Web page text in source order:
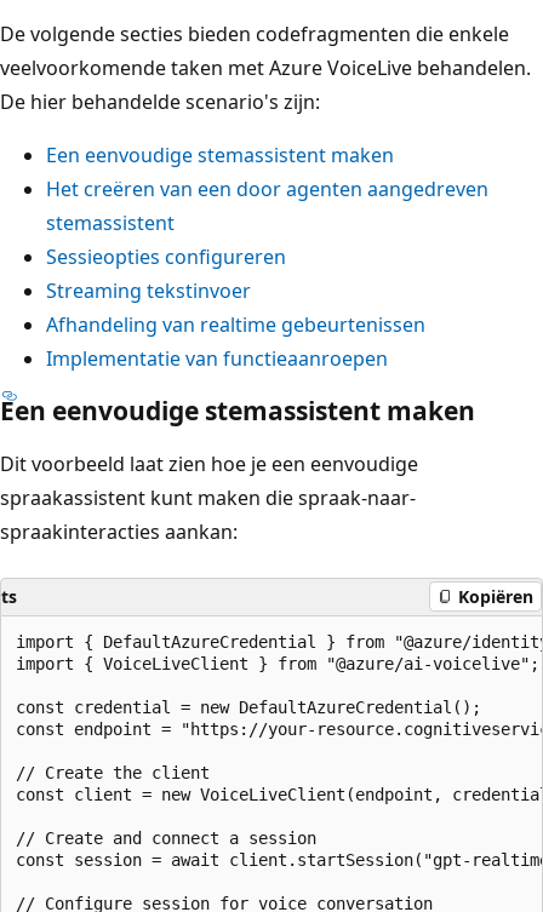
De volgende secties bieden codefragmenten die enkele
veelvoorkomende taken met Azure VoiceLive behandelen.
De hier behandelde scenario's zijn:
Een eenvoudige stemassistent maken
Het creëren van een door agenten aangedreven
stemassistent
Sessieopties configureren
Streaming tekstinvoer
Afhandeling van realtime gebeurtenissen
Implementatie van functieaanroepen
Een eenvoudige stemassistent maken
Dit voorbeeld laat zien hoe je een eenvoudige
spraakassistent kunt maken die spraak-naar-
spraakinteracties aankan:
ts Kopiëren
import { DefaultAzureCredential } from "@azure/
import { VoiceLiveClient } from "@azure/ai-voicelive";
const credential = new DefaultAzureCredential();
const endpoint = "https://your-
// Create the client
const client = new VoiceLiveClient(endpoint,
// Create and connect a session
const session = await client.startSession("gpt-
// Configure session for voice conversation